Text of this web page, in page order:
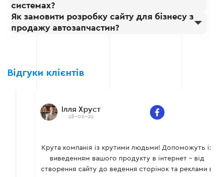
системах?
Як замовити розробку сайту для бізнесу з
продажу автозапчастин?
Відгуки клієнтів
Ілля Хруст
28-06-22
Крута компанія із крутими людьми! Допоможуть із
виведенням вашого продукту в інтернет - від
створення сайту до ведення сторінок та реклами в